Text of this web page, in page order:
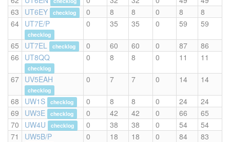
63
UT6EY checklog 0 8 8 0 8
8
64 UT7E/P
checklog
0 35 35 0 59 59
65 UT7EL checklog 0 60 60 0 87
86
66
UT8QQ
checklog
0 8 8 0 11 11
67 UV5EAH
checklog
0 7 7 0 14 14
68 UW1S checklog 0 8 8 0 24
24
69
UW3E checklog 0 42 42 0 66
65
70
UW4U checklog 0 38 38 0 54
54
71
UW5B/P 0 18 18 0 84 83